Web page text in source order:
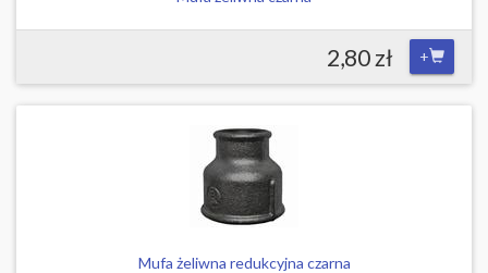
2,80 zł +
Mufa żeliwna redukcyjna czarna